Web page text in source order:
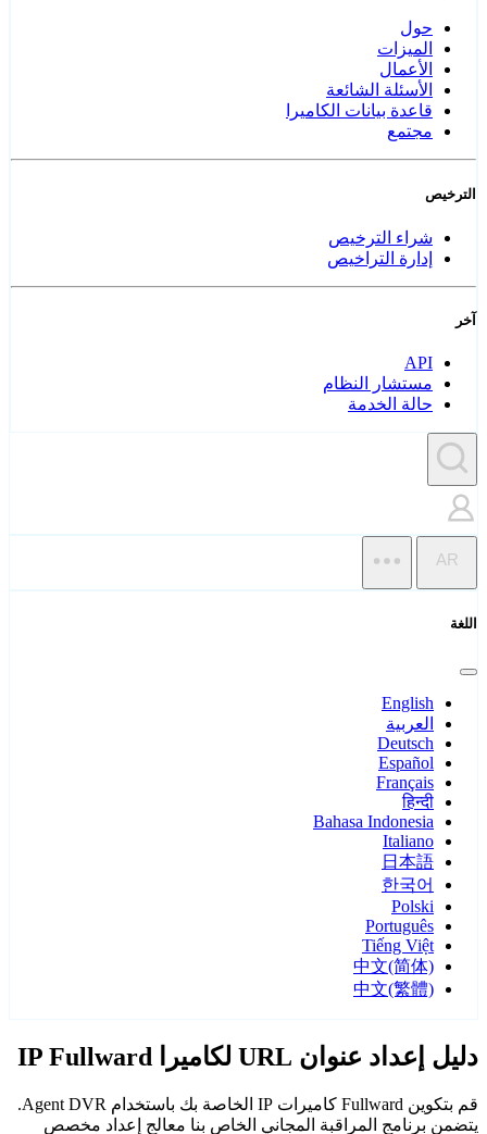
حول
الميزات
الأعمال
الأسئلة الشائعة
قاعدة بيانات الكاميرا
مجتمع
الترخيص
شراء الترخيص
إدارة التراخيص
آخر
API
مستشار النظام
حالة الخدمة
AR
اللغة
English
العربية
Deutsch
Español
Français
हिन्दी
Bahasa Indonesia
Italiano
日本語
한국어
Polski
Português
Tiếng Việt
中文(简体)
中文(繁體)
دليل إعداد عنوان URL لكاميرا IP Fullward
قم بتكوين Fullward كاميرات IP الخاصة بك باستخدام Agent DVR.
يتضمن برنامج المراقبة المجاني الخاص بنا معالج إعداد مخصص